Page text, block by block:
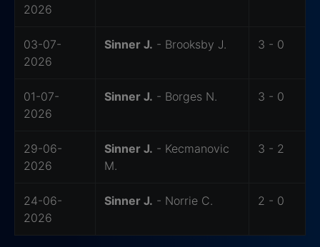
2026
03-07-
2026
Sinner J. - Brooksby J. 3 - 0
01-07-
2026
Sinner J. - Borges N. 3 - 0
29-06-
2026
Sinner J. - Kecmanovic
M.
3 - 2
24-06-
2026
Sinner J. - Norrie C. 2 - 0